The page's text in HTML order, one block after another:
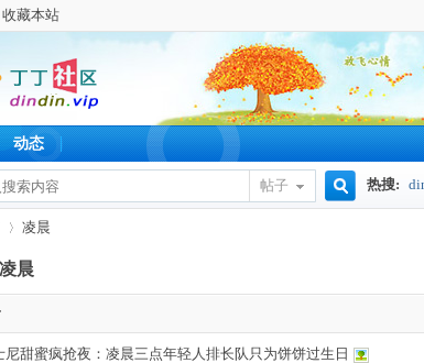
收藏本站
动态
帖子 热搜:
凌晨
晨
尼甜蜜疯抢夜：凌晨三点年轻人排长队只为饼饼过生日